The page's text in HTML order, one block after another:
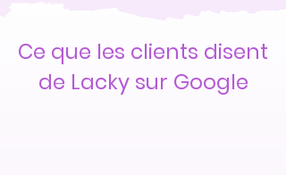
Ce que les clients disent
de Lacky sur Google